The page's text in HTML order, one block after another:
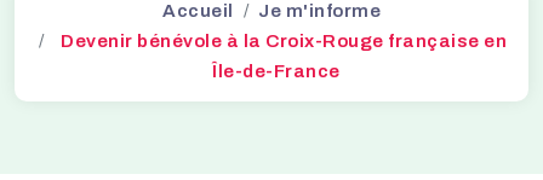
Accueil
Je m'informe
Devenir bénévole à la Croix-Rouge française en
Île-de-France